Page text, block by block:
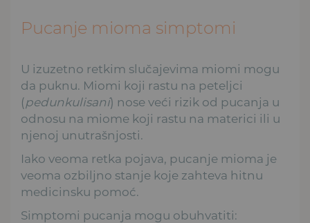
Pucanje mioma simptomi
U izuzetno retkim slučajevima miomi mogu
da puknu. Miomi koji rastu na peteljci
(pedunkulisani) nose veći rizik od pucanja u
odnosu na miome koji rastu na materici ili u
njenoj unutrašnjosti.
Iako veoma retka pojava, pucanje mioma je
veoma ozbiljno stanje koje zahteva hitnu
medicinsku pomoć.
Simptomi pucanja mogu obuhvatiti: